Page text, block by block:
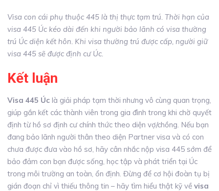
Visa con cái phụ thuộc 445 là thị thực tạm trú. Thời hạn của
visa 445 Úc kéo dài đến khi người bảo lãnh có visa thường
trú Úc diện kết hôn. Khi visa thường trú được cấp, người giữ
visa 445 sẽ được định cư Úc.
Kết luận
Visa 445 Úc là giải pháp tạm thời nhưng vô cùng quan trọng,
giúp gắn kết các thành viên trong gia đình trong khi chờ quyết
định từ hồ sơ định cư chính thức theo diện vợ/chồng. Nếu bạn
đang bảo lãnh người thân theo diện Partner visa và có con
chưa được đưa vào hồ sơ, hãy cân nhắc nộp visa 445 sớm để
bảo đảm con bạn được sống, học tập và phát triển tại Úc
trong môi trường an toàn, ổn định. Đừng để cơ hội đoàn tụ bị
gián đoạn chỉ vì thiếu thông tin – hãy tìm hiểu thật kỹ về visa